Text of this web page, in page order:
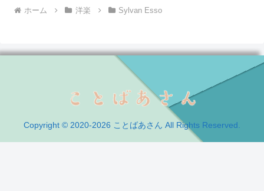
ホーム 洋楽 Sylvan Esso
Copyright © 2020-2026 ことばあさん All Rights Reserved.